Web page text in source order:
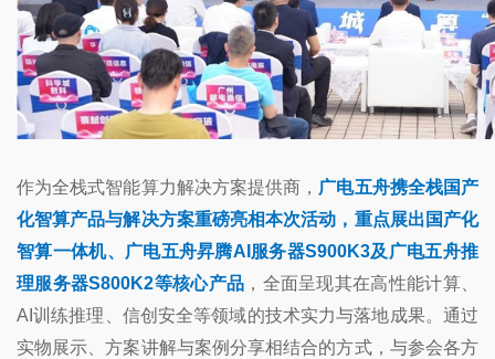
作为全栈式智能算力解决方案提供商， 广电五舟携全栈国产
化智算产品与解决方案重磅亮相本次活动，重点展出国产化
智算一体机、广电五舟昇腾AI服务器S900K3及广电五舟推
理服务器S800K2等核心产品 ，全面呈现其在高性能计算、
AI训练推理、信创安全等领域的技术实力与落地成果。通过
实物展示、方案讲解与案例分享相结合的方式，与参会各方